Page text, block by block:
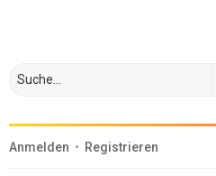
Anmelden • Registrieren